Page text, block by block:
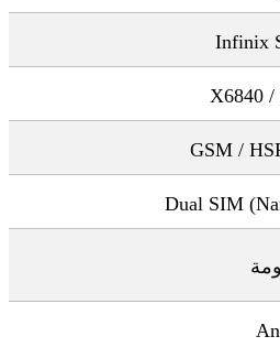
Infinix
X6840
GSM /
Dual SIM